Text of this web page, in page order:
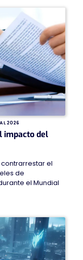
2026
impacto del
el
de
el Mundial